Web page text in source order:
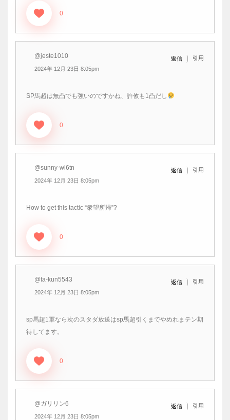
0
@jeste1010
2024年 12月 23日 8:05pm
返信 引用
SP馬超は無凸でも強いのですかね、許攸も1凸だし
0
@sunny-wl6tn
2024年 12月 23日 8:05pm
返信 引用
How to get this tactic “衆望所帰”?
0
@ta-kun5543
2024年 12月 23日 8:05pm
返信 引用
sp馬超1軍なら次のスタダ放送はsp馬超引くまでやめれまテン期
待してます。
0
@ガリリン6
2024年 12月 23日 8:05pm
返信 引用